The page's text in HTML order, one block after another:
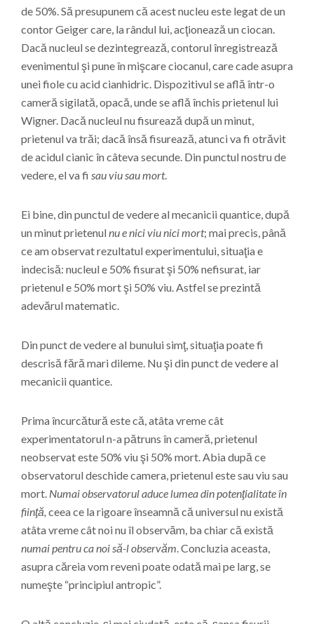
de 50%. Să presupunem că acest nucleu este legat de un
contor Geiger care, la rândul lui, acţionează un ciocan.
Dacă nucleul se dezintegrează, contorul înregistrează
evenimentul şi pune în mişcare ciocanul, care cade asupra
unei fiole cu acid cianhidric. Dispozitivul se află într-o
cameră sigilată, opacă, unde se află închis prietenul lui
Wigner. Dacă nucleul nu fisurează după un minut,
prietenul va trăi; dacă însă fisurează, atunci va fi otrăvit
de acidul cianic în câteva secunde. Din punctul nostru de
vedere, el va fi sau viu sau mort.
Ei bine, din punctul de vedere al mecanicii quantice, după
un minut prietenul nu e nici viu nici mort; mai precis, până
ce am observat rezultatul experimentului, situaţia e
indecisă: nucleul e 50% fisurat şi 50% nefisurat, iar
prietenul e 50% mort şi 50% viu. Astfel se prezintă
adevărul matematic.
Din punct de vedere al bunului simţ, situaţia poate fi
descrisă fără mari dileme. Nu şi din punct de vedere al
mecanicii quantice.
Prima încurcătură este că, atâta vreme cât
experimentatorul n-a pătruns în cameră, prietenul
neobservat este 50% viu şi 50% mort. Abia după ce
observatorul deschide camera, prietenul este sau viu sau
mort. Numai observatorul aduce lumea din potenţialitate în
fiinţă, ceea ce la rigoare înseamnă că universul nu există
atâta vreme cât noi nu îl observăm, ba chiar că există
numai pentru ca noi să-l observăm. Concluzia aceasta,
asupra căreia vom reveni poate odată mai pe larg, se
numeşte “principiul antropic”.